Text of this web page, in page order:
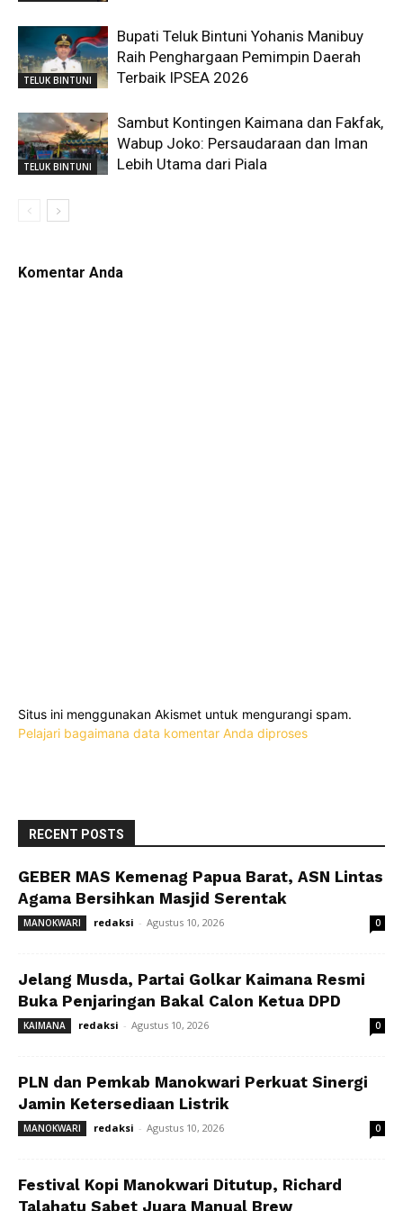
TELUK BINTUNI
Bupati Teluk Bintuni Yohanis Manibuy
Raih Penghargaan Pemimpin Daerah
Terbaik IPSEA 2026
TELUK BINTUNI
Sambut Kontingen Kaimana dan Fakfak,
Wabup Joko: Persaudaraan dan Iman
Lebih Utama dari Piala
Komentar Anda
Situs ini menggunakan Akismet untuk mengurangi spam.
Pelajari bagaimana data komentar Anda diproses
RECENT POSTS
GEBER MAS Kemenag Papua Barat, ASN Lintas
Agama Bersihkan Masjid Serentak
MANOKWARI redaksi - Agustus 10, 2026 0
Jelang Musda, Partai Golkar Kaimana Resmi
Buka Penjaringan Bakal Calon Ketua DPD
KAIMANA redaksi - Agustus 10, 2026 0
PLN dan Pemkab Manokwari Perkuat Sinergi
Jamin Ketersediaan Listrik
MANOKWARI redaksi - Agustus 10, 2026 0
Festival Kopi Manokwari Ditutup, Richard
Talahatu Sabet Juara Manual Brew